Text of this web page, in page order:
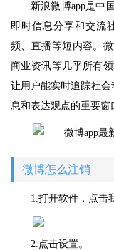
新浪微博app是中
即时信息分享和交流
频、直播等短内容。
商业资讯等几乎所有
让用户能实时追踪社
息和表达观点的重要窗
微博怎么注销
1.打开软件，点击
2.点击设置。